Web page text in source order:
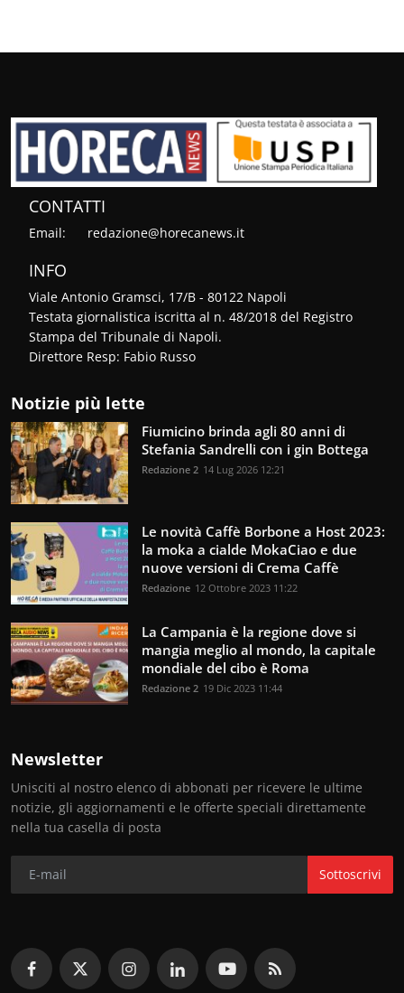
CONTATTI
Email: redazione@horecanews.it
INFO
Viale Antonio Gramsci, 17/B - 80122 Napoli
Testata giornalistica iscritta al n. 48/2018 del Registro
Stampa del Tribunale di Napoli.
Direttore Resp: Fabio Russo
Notizie più lette
Fiumicino brinda agli 80 anni di
Stefania Sandrelli con i gin Bottega
Redazione 2 14 Lug 2026 12:21
Le novità Caffè Borbone a Host 2023:
la moka a cialde MokaCiao e due
nuove versioni di Crema Caffè
Redazione 12 Ottobre 2023 11:22
La Campania è la regione dove si
mangia meglio al mondo, la capitale
mondiale del cibo è Roma
Redazione 2 19 Dic 2023 11:44
Newsletter
Unisciti al nostro elenco di abbonati per ricevere le ultime
notizie, gli aggiornamenti e le offerte speciali direttamente
nella tua casella di posta
Sottoscrivi